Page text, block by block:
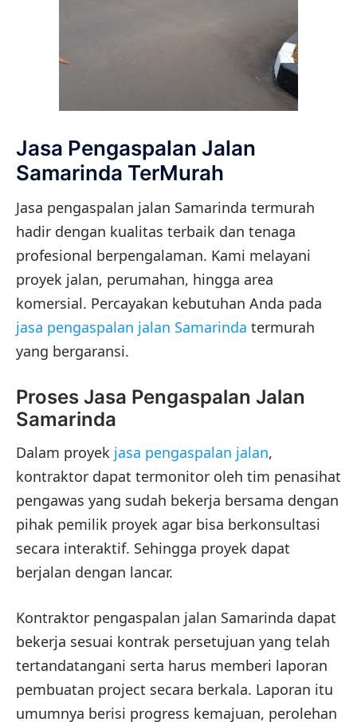
Jasa Pengaspalan Jalan
Samarinda TerMurah
Jasa pengaspalan jalan Samarinda termurah
hadir dengan kualitas terbaik dan tenaga
profesional berpengalaman. Kami melayani
proyek jalan, perumahan, hingga area
komersial. Percayakan kebutuhan Anda pada
jasa pengaspalan jalan Samarinda termurah
yang bergaransi.
Proses Jasa Pengaspalan Jalan
Samarinda
Dalam proyek jasa pengaspalan jalan,
kontraktor dapat termonitor oleh tim penasihat
pengawas yang sudah bekerja bersama dengan
pihak pemilik proyek agar bisa berkonsultasi
secara interaktif. Sehingga proyek dapat
berjalan dengan lancar.
Kontraktor pengaspalan jalan Samarinda dapat
bekerja sesuai kontrak persetujuan yang telah
tertandatangani serta harus memberi laporan
pembuatan project secara berkala. Laporan itu
umumnya berisi progress kemajuan, perolehan